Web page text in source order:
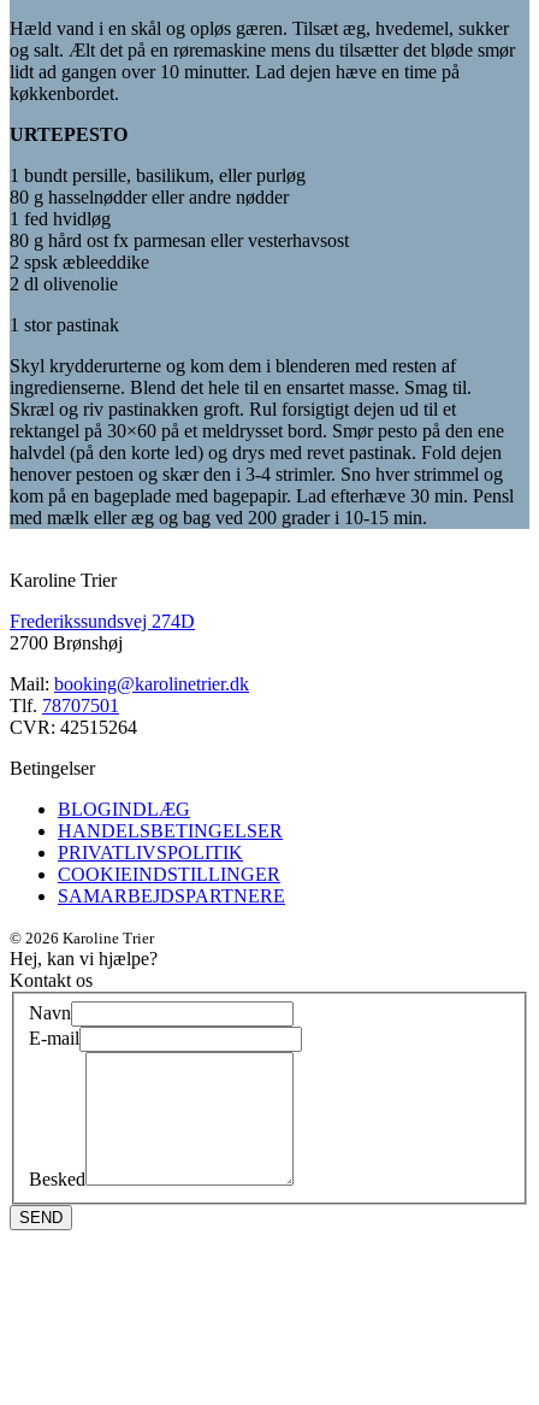
Hæld vand i en skål og opløs gæren. Tilsæt æg, hvedemel, sukker
og salt. Ælt det på en røremaskine mens du tilsætter det bløde smør
lidt ad gangen over 10 minutter. Lad dejen hæve en time på
køkkenbordet.
URTEPESTO
1 bundt persille, basilikum, eller purløg
80 g hasselnødder eller andre nødder
1 fed hvidløg
80 g hård ost fx parmesan eller vesterhavsost
2 spsk æbleeddike
2 dl olivenolie
1 stor pastinak
Skyl krydderurterne og kom dem i blenderen med resten af
ingredienserne. Blend det hele til en ensartet masse. Smag til.
Skræl og riv pastinakken groft. Rul forsigtigt dejen ud til et
rektangel på 30×60 på et meldrysset bord. Smør pesto på den ene
halvdel (på den korte led) og drys med revet pastinak. Fold dejen
henover pestoen og skær den i 3-4 strimler. Sno hver strimmel og
kom på en bageplade med bagepapir. Lad efterhæve 30 min. Pensl
med mælk eller æg og bag ved 200 grader i 10-15 min.
Karoline Trier
Frederikssundsvej 274D
2700 Brønshøj
Mail: booking@karolinetrier.dk
Tlf. 78707501
CVR: 42515264
Betingelser
BLOGINDLÆG
HANDELSBETINGELSER
PRIVATLIVSPOLITIK
COOKIEINDSTILLINGER
SAMARBEJDSPARTNERE
© 2026 Karoline Trier
Hej, kan vi hjælpe?
Kontakt os
Navn
E-mail
Besked
SEND